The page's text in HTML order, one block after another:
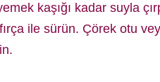
kaşığı kadar suyla
ile sürün. Çörek otu